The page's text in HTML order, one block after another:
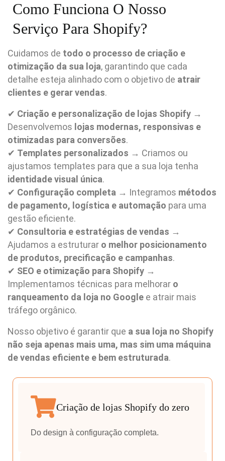
Como Funciona O Nosso
Serviço Para Shopify?
Cuidamos de todo o processo de criação e
otimização da sua loja, garantindo que cada
detalhe esteja alinhado com o objetivo de atrair
clientes e gerar vendas.
✔ Criação e personalização de lojas Shopify →
Desenvolvemos lojas modernas, responsivas e
otimizadas para conversões.
✔ Templates personalizados → Criamos ou
ajustamos templates para que a sua loja tenha
identidade visual única.
✔ Configuração completa → Integramos métodos
de pagamento, logística e automação para uma
gestão eficiente.
✔ Consultoria e estratégias de vendas →
Ajudamos a estruturar o melhor posicionamento
de produtos, precificação e campanhas.
✔ SEO e otimização para Shopify →
Implementamos técnicas para melhorar o
ranqueamento da loja no Google e atrair mais
tráfego orgânico.
Nosso objetivo é garantir que a sua loja no Shopify
não seja apenas mais uma, mas sim uma máquina
de vendas eficiente e bem estruturada.
Criação de lojas Shopify do zero
Do design à configuração completa.